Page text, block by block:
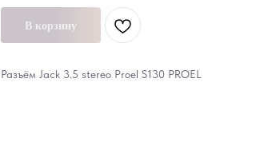
В корзину
Разъём Jack 3.5 stereo Proel S130 PROEL